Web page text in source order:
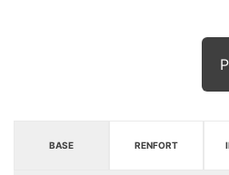
BASE RENFORT